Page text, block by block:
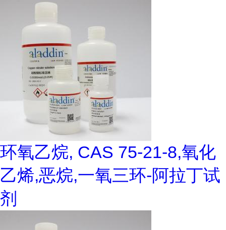
环氧乙烷, CAS 75-21-8,氧化
乙烯,恶烷,一氧三环-阿拉丁试
剂